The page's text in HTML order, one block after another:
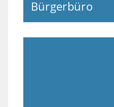
Bürgerbüro